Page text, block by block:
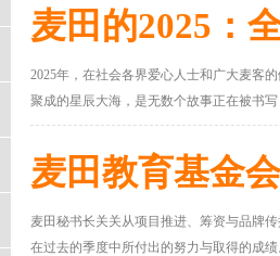
麦田的2025：
2025年，在社会各界爱心人士和广大麦客
聚成的星辰大海，是无数个故事正在被书
种希望，收获成长。
麦田教育基金
麦田秘书长关关从项目推进、筹资与品牌
在过去的季度中所付出的努力与取得的成